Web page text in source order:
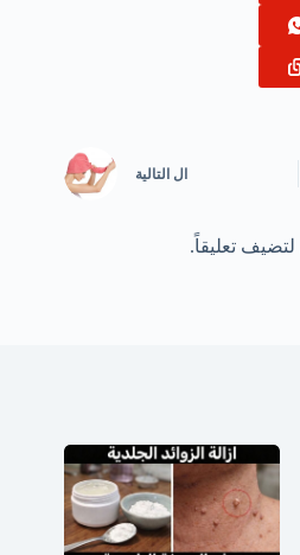
ال التالية
لتضيف تعليقاً.